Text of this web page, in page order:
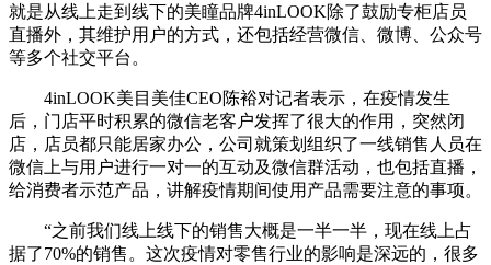
就是从线上走到线下的美瞳品牌4inLOOK除了鼓励专柜店员
直播外，其维护用户的方式，还包括经营微信、微博、公众号
等多个社交平台。
4inLOOK美目美佳CEO陈裕对记者表示，在疫情发生
后，门店平时积累的微信老客户发挥了很大的作用，突然闭
店，店员都只能居家办公，公司就策划组织了一线销售人员在
微信上与用户进行一对一的互动及微信群活动，也包括直播，
给消费者示范产品，讲解疫情期间使用产品需要注意的事项。
“之前我们线上线下的销售大概是一半一半，现在线上占
据了70%的销售。这次疫情对零售行业的影响是深远的，很多